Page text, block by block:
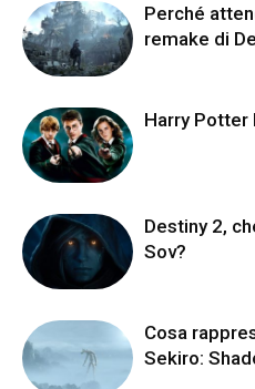
Perché
remake di
Harry Potter
Destiny 2,
Sov?
Cosa
Sekiro: